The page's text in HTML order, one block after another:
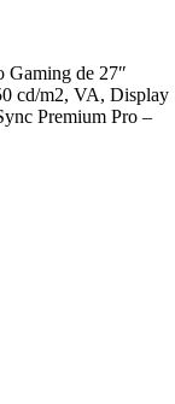
de 27″
cd/m2, VA, Display
Premium Pro –